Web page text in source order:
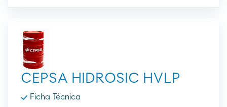
CEPSA HIDROSIC HVLP
Ficha Técnica